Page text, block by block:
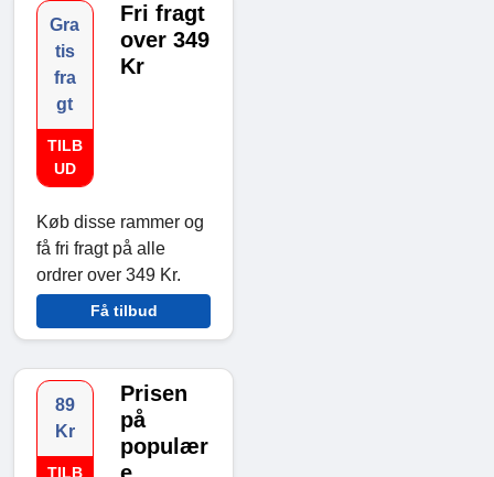
Gra
tis
fra
gt
TILB
UD
Fri fragt
over 349
Kr
Køb disse rammer og
få fri fragt på alle
ordrer over 349 Kr.​
Få tilbud
89
Kr
TILB
Prisen
på
populær